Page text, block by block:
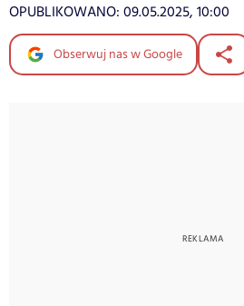
OPUBLIKOWANO: 09.05.2025, 10:00
Obserwuj nas w Google